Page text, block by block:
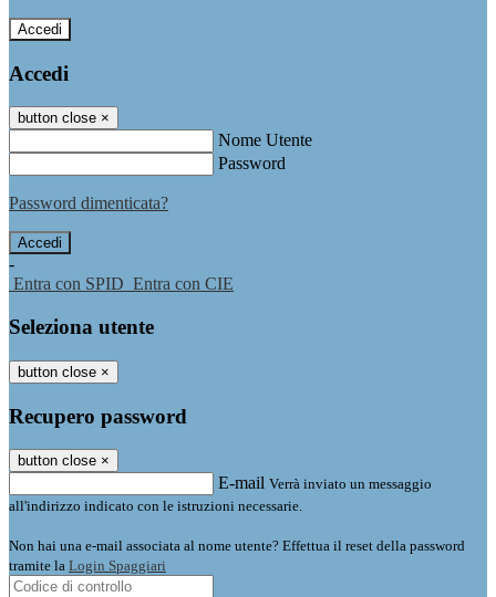
Accedi
Accedi
button close ×
Nome Utente
Password
Password dimenticata?
-
Entra con SPID Entra con CIE
Seleziona utente
button close ×
Recupero password
button close ×
E-mail Verrà inviato un messaggio
all'indirizzo indicato con le istruzioni necessarie.
Non hai una e-mail associata al nome utente? Effettua il reset della password
tramite la Login Spaggiari